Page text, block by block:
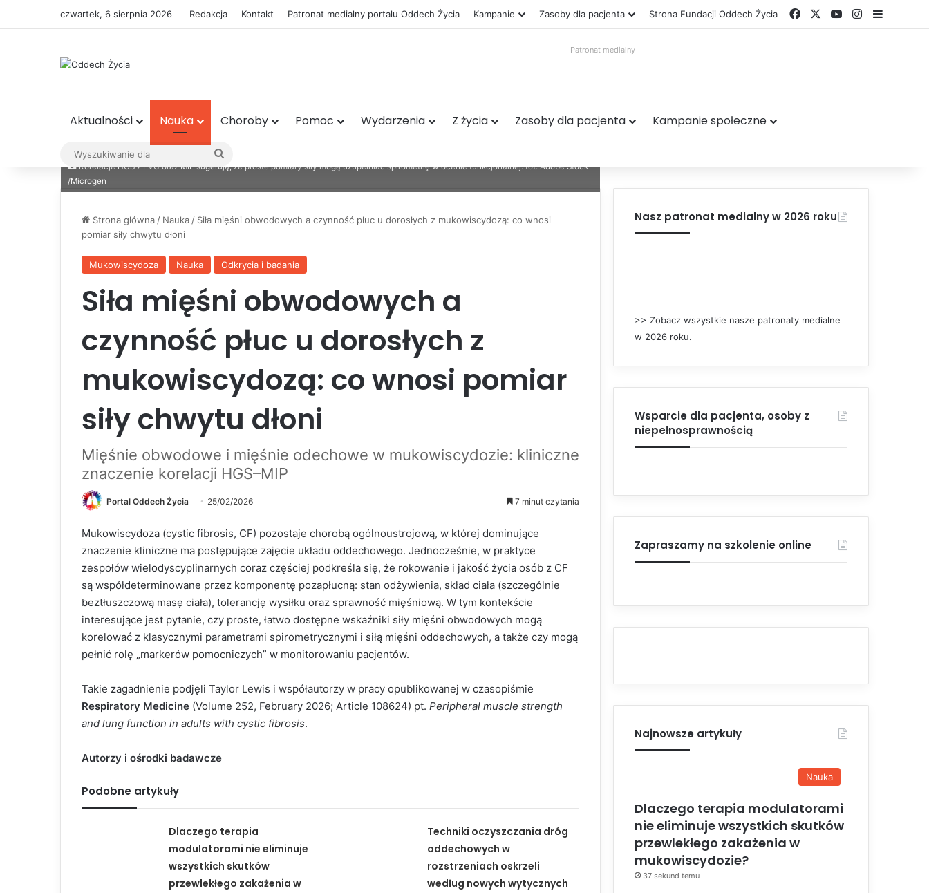
czwartek, 6 sierpnia 2026 Redakcja Kontakt Patronat medialny portalu Oddech Życia Kampanie Zasoby dla pacjenta Strona Fundacji Oddech Życia Facebook YouTubeInstagram
Patronat medialny
Aktualności Nauka Choroby Pomoc Wydarzenia Z życia Zasoby dla pacjenta Kampanie społeczne
Korelacje HGS z FVC oraz MIP sugerują, że proste pomiary siły mogą uzupełniać spirometrię w ocenie funkcjonalnej. fot. Adobe Stock
/Microgen
Strona główna / Nauka / Siła mięśni obwodowych a czynność płuc u dorosłych z mukowiscydozą: co wnosi
pomiar siły chwytu dłoni
Mukowiscydoza Nauka Odkrycia i badania
Siła mięśni obwodowych a
czynność płuc u dorosłych z
mukowiscydozą: co wnosi pomiar
siły chwytu dłoni
Mięśnie obwodowe i mięśnie odechowe w mukowiscydozie: kliniczne
znaczenie korelacji HGS–MIP
Portal Oddech Życia 25/02/2026 7 minut czytania
Mukowiscydoza (cystic fibrosis, CF) pozostaje chorobą ogólnoustrojową, w której dominujące
znaczenie kliniczne ma postępujące zajęcie układu oddechowego. Jednocześnie, w praktyce
zespołów wielodyscyplinarnych coraz częściej podkreśla się, że rokowanie i jakość życia osób z CF
są współdeterminowane przez komponentę pozapłucną: stan odżywienia, skład ciała (szczególnie
beztłuszczową masę ciała), tolerancję wysiłku oraz sprawność mięśniową. W tym kontekście
interesujące jest pytanie, czy proste, łatwo dostępne wskaźniki siły mięśni obwodowych mogą
korelować z klasycznymi parametrami spirometrycznymi i siłą mięśni oddechowych, a także czy mogą
pełnić rolę „markerów pomocniczych” w monitorowaniu pacjentów.
Takie zagadnienie podjęli Taylor Lewis i współautorzy w pracy opublikowanej w czasopiśmie
Respiratory Medicine (Volume 252, February 2026; Article 108624) pt. Peripheral muscle strength
and lung function in adults with cystic fibrosis.
Autorzy i ośrodki badawcze
Podobne artykuły
Dlaczego terapia
modulatorami nie eliminuje
wszystkich skutków
przewlekłego zakażenia w
Techniki oczyszczania dróg
oddechowych w
rozstrzeniach oskrzeli
według nowych wytycznych
Nasz patronat medialny w 2026 roku
>> Zobacz wszystkie nasze patronaty medialne
w 2026 roku.
Wsparcie dla pacjenta, osoby z
niepełnosprawnością
Zapraszamy na szkolenie online
Najnowsze artykuły
Nauka
Dlaczego terapia modulatorami
nie eliminuje wszystkich skutków
przewlekłego zakażenia w
mukowiscydozie?
37 sekund temu